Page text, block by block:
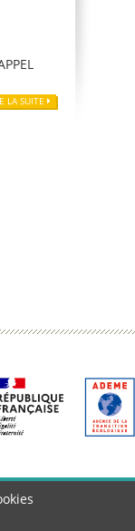
LA SUITE